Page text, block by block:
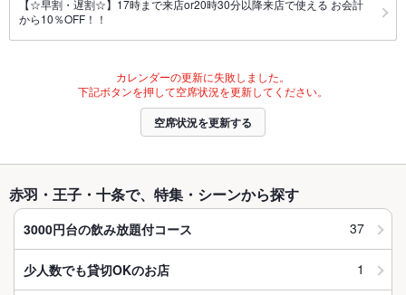
【☆早割・遅割☆】17時まで来店or20時30分以降来店で使える お会計
から10％OFF！！
カレンダーの更新に失敗しました。
下記ボタンを押して空席状況を更新してください。
空席状況を更新する
赤羽・王子・十条で、特集・シーンから探す
3000円台の飲み放題付コース 37
少人数でも貸切OKのお店 1